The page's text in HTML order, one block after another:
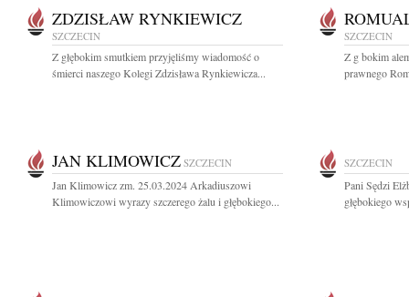
ZDZISŁAW RYNKIEWICZ
SZCZECIN
Z głębokim smutkiem przyjęliśmy wiadomość o
śmierci naszego Kolegi Zdzisława Rynkiewicza...
SZCZECIN
Z g bokim
prawnego
JAN KLIMOWICZ SZCZECIN
Jan Klimowicz zm. 25.03.2024 Arkadiuszowi
Klimowiczowi wyrazy szczerego żalu i głębokiego...
SZCZECIN
Pani Sędzi
głębokiego